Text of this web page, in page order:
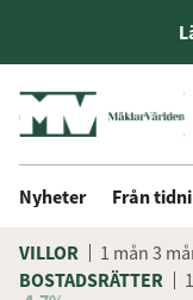
Nyheter Från
VILLOR 1 mån 3
BOSTADSRÄTTER